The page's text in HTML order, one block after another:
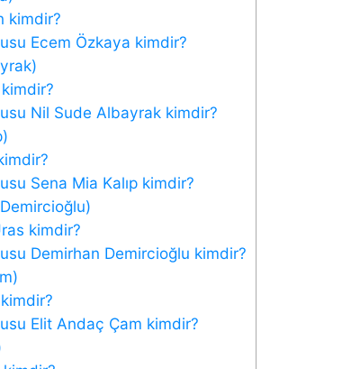
kimdir?
Ecem Özkaya kimdir?
Nil Sude Albayrak kimdir?
Sena Mia Kalıp kimdir?
kimdir?
Demirhan Demircioğlu kimdir?
Elit Andaç Çam kimdir?